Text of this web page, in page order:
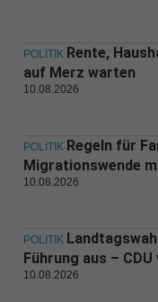
POLITIK Rente,
auf Merz warten
10.08.2026
POLITIK Regeln für
Migrationswende
10.08.2026
POLITIK
Führung aus –
10.08.2026